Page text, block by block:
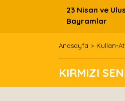
23 Nisan ve
Bayramlar
Anasayfa Kullan-
KIRMIZI